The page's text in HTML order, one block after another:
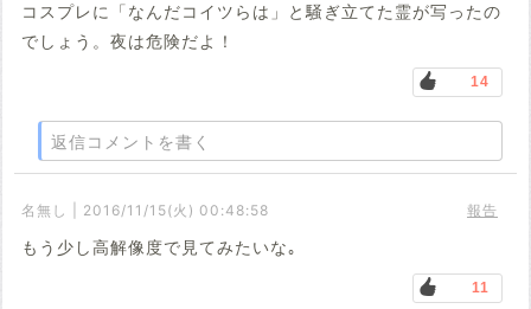
コスプレに「なんだコイツらは」と騒ぎ立てた霊が写ったの
でしょう。夜は危険だよ！
14
返信コメントを書く
名無し | 2016/11/15(火) 00:48:58 報告
もう少し高解像度で見てみたいな｡
11